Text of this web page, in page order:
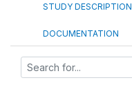
STUDY DESCRIPTION
DOCUMENTATION